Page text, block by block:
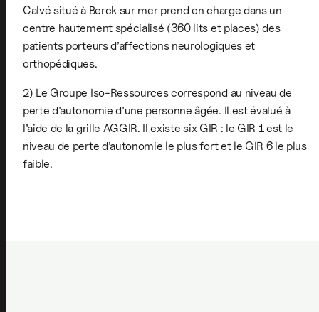
Calvé situé à Berck sur mer prend en charge dans un
centre hautement spécialisé (360 lits et places) des
patients porteurs d’affections neurologiques et
orthopédiques.
2) Le Groupe Iso-Ressources correspond au niveau de
perte d’autonomie d’une personne âgée. Il est évalué à
l’aide de la grille AGGIR. Il existe six GIR : le GIR 1 est le
niveau de perte d’autonomie le plus fort et le GIR 6 le plus
faible.